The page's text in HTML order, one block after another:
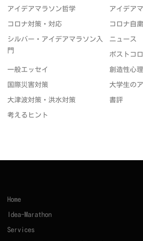
アイデアマラソン哲学 アイデア
コロナ対策・対応 コロナ自粛
シルバー・アイデアマラソン入
門
ニュース
ポストコ
一般エッセイ 創造性心
国際災害対策 大学生の
大津波対策・洪水対策 書評
考えるヒント
Home
Idea-Marathon
Services